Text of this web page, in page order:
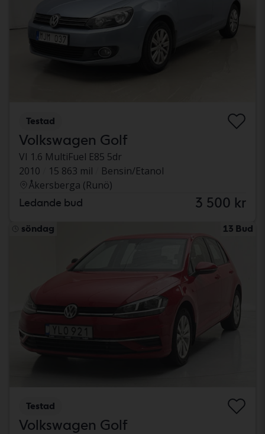
Testad
Volkswagen Golf
VI 1.6 MultiFuel E85 5dr
2010
15 863 mil
Bensin/Etanol
Åkersberga (Runö)
Ledande bud 3 500 kr
söndag 13 Bud
Testad
Volkswagen Golf